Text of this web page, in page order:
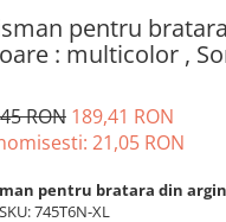
pentru
: multicolor ,
RON 189,41 RON
21,05 RON
pentru bratara din
745T6N-XL